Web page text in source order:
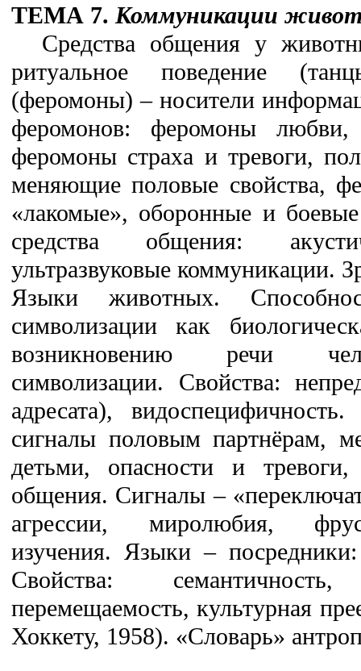
ТЕМА 7.Коммуникации
Средства общения у
ритуальное поведение
(феромоны) – носители
феромонов: феромоны любви,
феромоны страха и тревоги,
меняющие половые свойства,
«лакомые», оборонные и
средства общения:
ультразвуковые коммуникации.
Языки животных.
символизации как
возникновению речи
символизации. Свойства:
адресата),
сигналы половым партнёрам,
детьми, опасности и
общения. Сигналы –
агрессии, миролюбия,
изучения. Языки –
Свойства: семантичность,
перемещаемость, культурная
Хоккету, 1958). «Словарь»